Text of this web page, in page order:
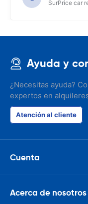
SurPrice car
Ayuda y
¿Necesitas ayuda?
expertos en
Atención al cliente
Cuenta
Acerca de nosotros